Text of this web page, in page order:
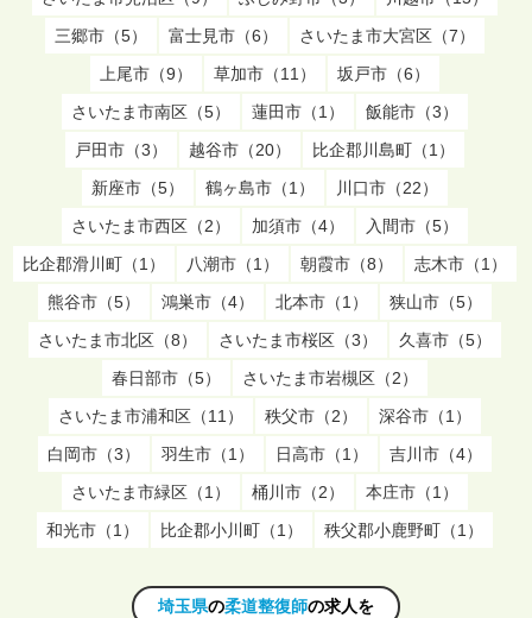
三郷市（5）
富士見市（6）
さいたま市大宮区（7）
上尾市（9）
草加市（11）
坂戸市（6）
さいたま市南区（5）
蓮田市（1）
飯能市（3）
戸田市（3）
越谷市（20）
比企郡川島町（1）
新座市（5）
鶴ヶ島市（1）
川口市（22）
さいたま市西区（2）
加須市（4）
入間市（5）
比企郡滑川町（1）
八潮市（1） 朝霞市（8）
志木市（1）
熊谷市（5）
鴻巣市（4） 北本市（1）
狭山市（5）
さいたま市北区（8）
さいたま市桜区（3）
久喜市（5）
春日部市（5）
さいたま市岩槻区（2）
さいたま市浦和区（11）
秩父市（2）
深谷市（1）
白岡市（3）
羽生市（1） 日高市（1）
吉川市（4）
さいたま市緑区（1）
桶川市（2）
本庄市（1）
和光市（1）
比企郡小川町（1） 秩父郡小鹿野町（1）
埼玉県の柔道整復師の求人を